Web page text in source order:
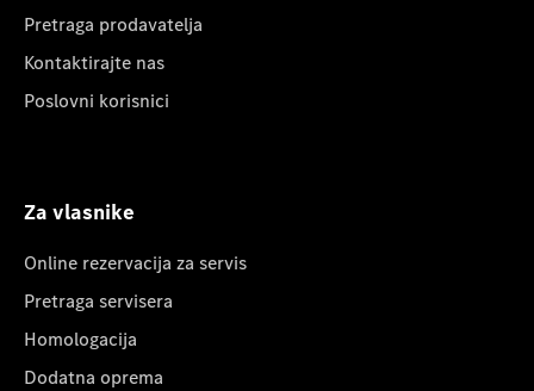
Pretraga prodavatelja
Kontaktirajte nas
Poslovni korisnici
Za vlasnike
Online rezervacija za servis
Pretraga servisera
Homologacija
Dodatna oprema